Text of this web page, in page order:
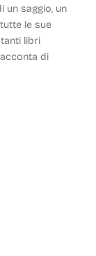
un saggio, un
le sue
libri
di